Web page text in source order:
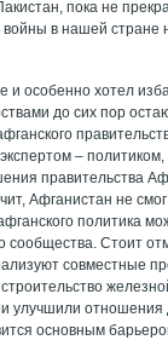
пока не
в нашей стране
особенно хотел
до сих пор
–
правительства
Афганистан не
политика
Стоит
совместные
улучшили отношения
основным